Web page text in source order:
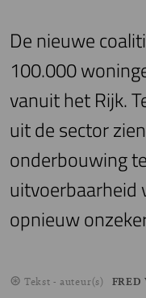
De nieuwe
100.000
vanuit het Rijk.
uit de sector
onderbouwing
uitvoerbaarheid
opnieuw
Tekst - auteur(s) FRED